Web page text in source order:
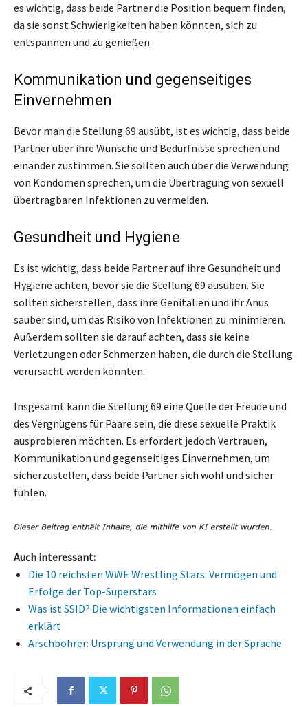
es wichtig, dass beide Partner die Position bequem finden,
da sie sonst Schwierigkeiten haben könnten, sich zu
entspannen und zu genießen.
Kommunikation und gegenseitiges
Einvernehmen
Bevor man die Stellung 69 ausübt, ist es wichtig, dass beide
Partner über ihre Wünsche und Bedürfnisse sprechen und
einander zustimmen. Sie sollten auch über die Verwendung
von Kondomen sprechen, um die Übertragung von sexuell
übertragbaren Infektionen zu vermeiden.
Gesundheit und Hygiene
Es ist wichtig, dass beide Partner auf ihre Gesundheit und
Hygiene achten, bevor sie die Stellung 69 ausüben. Sie
sollten sicherstellen, dass ihre Genitalien und ihr Anus
sauber sind, um das Risiko von Infektionen zu minimieren.
Außerdem sollten sie darauf achten, dass sie keine
Verletzungen oder Schmerzen haben, die durch die Stellung
verursacht werden könnten.
Insgesamt kann die Stellung 69 eine Quelle der Freude und
des Vergnügens für Paare sein, die diese sexuelle Praktik
ausprobieren möchten. Es erfordert jedoch Vertrauen,
Kommunikation und gegenseitiges Einvernehmen, um
sicherzustellen, dass beide Partner sich wohl und sicher
fühlen.
Auch interessant:
Die 10 reichsten WWE Wrestling Stars: Vermögen und
Erfolge der Top-Superstars
Was ist SSID? Die wichtigsten Informationen einfach
erklärt
Arschbohrer: Ursprung und Verwendung in der Sprache